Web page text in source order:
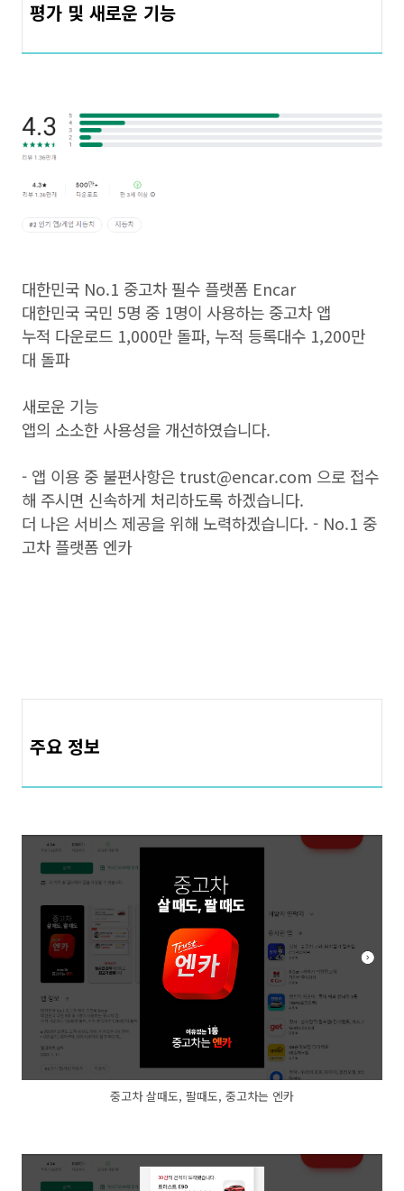
평가 및 새로운 기능
대한민국 No.1 중고차 필수 플랫폼 Encar
대한민국 국민 5명 중 1명이 사용하는 중고차 앱
누적 다운로드 1,000만 돌파, 누적 등록대수 1,200만
대 돌파
새로운 기능
앱의 소소한 사용성을 개선하였습니다.
- 앱 이용 중 불편사항은 trust@encar.com 으로 접수
해 주시면 신속하게 처리하도록 하겠습니다.
더 나은 서비스 제공을 위해 노력하겠습니다. - No.1 중
고차 플랫폼 엔카
주요 정보
중고차 살때도, 팔때도, 중고차는 엔카